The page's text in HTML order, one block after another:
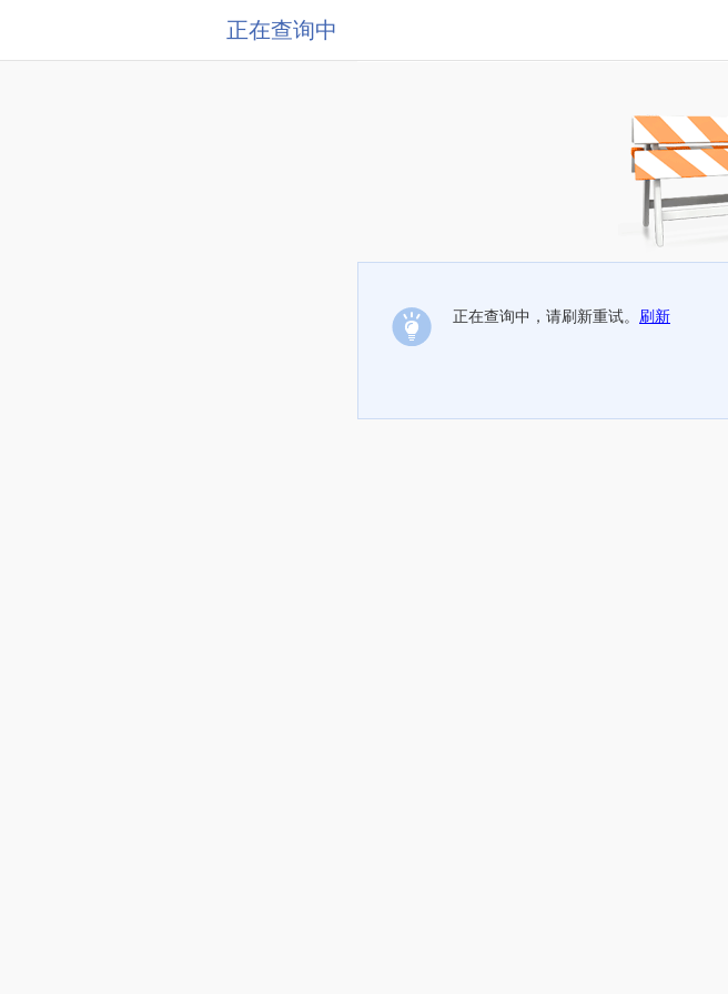
正在查询中
正在查询中，请刷新重试。 刷新